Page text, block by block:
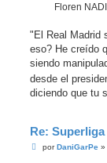
Floren
"El Real Madrid
eso? He creído
siendo
desde el
diciendo que tu
Re:
MporDaniGarPe»